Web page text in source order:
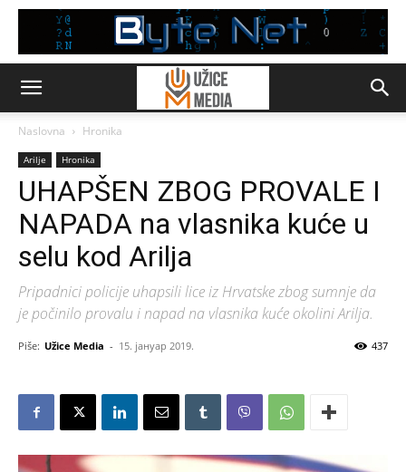
Naslovna Hronika
Arilje Hronika
UHAPŠEN ZBOG PROVALE I
NAPADA na vlasnika kuće u
selu kod Arilja
Pripadnici policije uhapsili lice iz Hrvatske zbog sumnje da
je počinilo provalu i napad na vlasnika kuće okolini Arilja.
Piše: Užice Media - 15. јануар 2019. 437